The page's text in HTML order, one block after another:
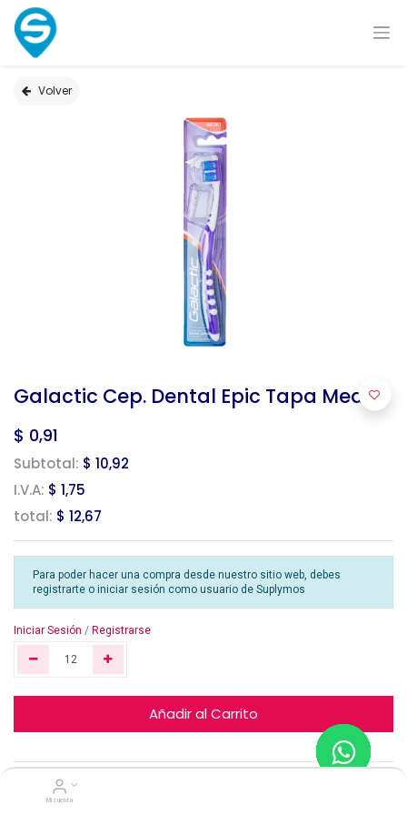
Mi cuenta
Volver
Galactic Cep. Dental Epic Tapa Medio
$ 0,91
Subtotal: $ 10,92
I.V.A: $ 1,75
total: $ 12,67
Para poder hacer una compra desde nuestro sitio web, debes
registrarte o iniciar sesión como usuario de Suplymos
Iniciar Sesión / Registrarse
Añadir al Carrito